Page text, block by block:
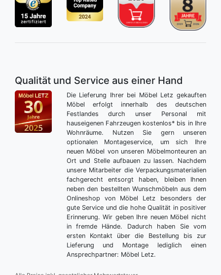
Qualität und Service aus einer Hand
Die Lieferung Ihrer bei Möbel Letz gekauften
Möbel erfolgt innerhalb des deutschen
Festlandes durch unser Personal mit
hauseigenen Fahrzeugen kostenlos* bis in Ihre
Wohnräume. Nutzen Sie gern unseren
optionalen Montageservice, um sich Ihre
neuen Möbel von unseren Möbelmonteuren an
Ort und Stelle aufbauen zu lassen. Nachdem
unsere Mitarbeiter die Verpackungsmaterialien
fachgerecht entsorgt haben, bleiben Ihnen
neben den bestellten Wunschmöbeln aus dem
Onlineshop von Möbel Letz besonders der
gute Service und die hohe Qualität in positiver
Erinnerung. Wir geben Ihre neuen Möbel nicht
in fremde Hände. Dadurch haben Sie vom
ersten Kontakt über die Bestellung bis zur
Lieferung und Montage lediglich einen
Ansprechpartner: Möbel Letz.